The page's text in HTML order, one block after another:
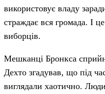
використовує владу
страждає вся громада. І
виборців.
Мешканці Бронкса
Дехто згадував, що під
виглядали хаотично.